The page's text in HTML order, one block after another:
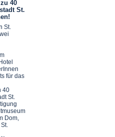
40
St.
St.
für das
40
St.
Dom,